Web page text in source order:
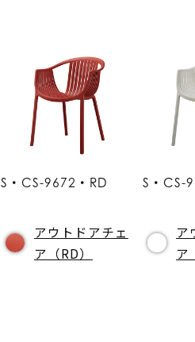
S・CS-9672・RD
アウトドアチェ
ア（RD）
S・CS-
ア
ア